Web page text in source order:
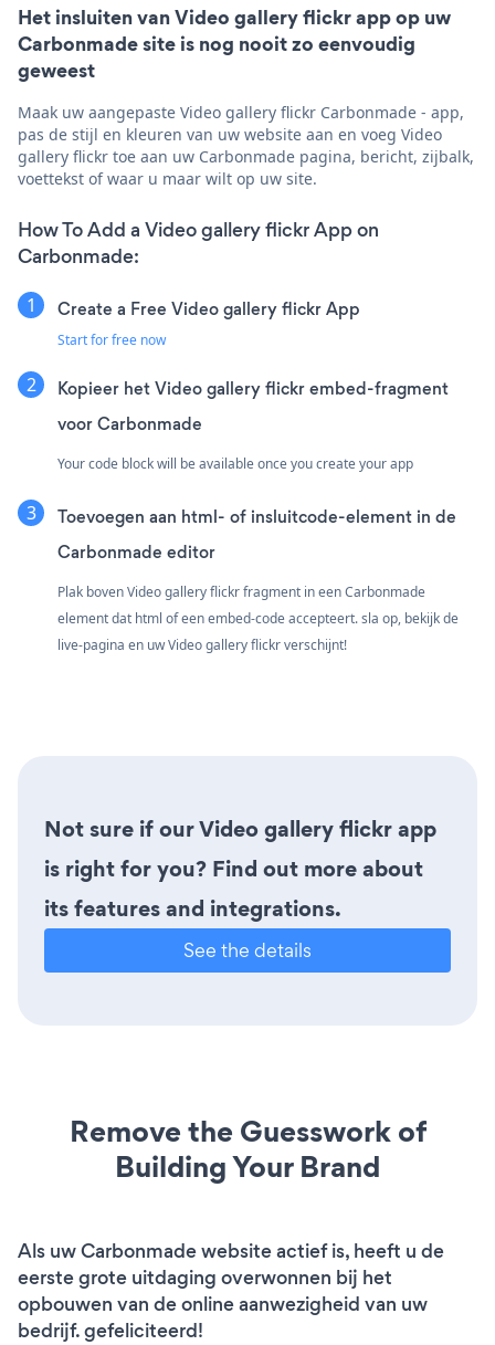
Het insluiten van Video gallery flickr app op uw
Carbonmade site is nog nooit zo eenvoudig
geweest
Maak uw aangepaste Video gallery flickr Carbonmade - app,
pas de stijl en kleuren van uw website aan en voeg Video
gallery flickr toe aan uw Carbonmade pagina, bericht, zijbalk,
voettekst of waar u maar wilt op uw site.
How To Add a Video gallery flickr App on
Carbonmade:
Create a Free Video gallery flickr App
Start for free now
Kopieer het Video gallery flickr embed-fragment
voor Carbonmade
Your code block will be available once you create your app
Toevoegen aan html- of insluitcode-element in de
Carbonmade editor
Plak boven Video gallery flickr fragment in een Carbonmade
element dat html of een embed-code accepteert. sla op, bekijk de
live-pagina en uw Video gallery flickr verschijnt!
Not sure if our Video gallery flickr app
is right for you? Find out more about
its features and integrations.
See the details
Remove the Guesswork of
Building Your Brand
Als uw Carbonmade website actief is, heeft u de
eerste grote uitdaging overwonnen bij het
opbouwen van de online aanwezigheid van uw
bedrijf. gefeliciteerd!